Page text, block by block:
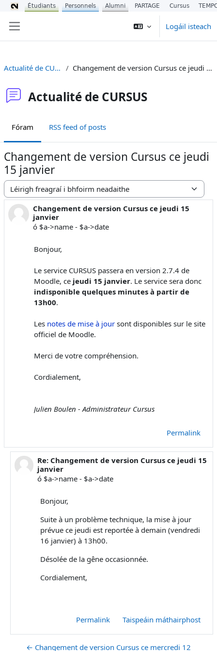
Logáil isteach
Actualité de CURSUS Changement de version Cursus ce jeudi 15 janvier
Actualité de CURSUS
Fóram RSS feed of posts
Changement de version Cursus ce jeudi
15 janvier
Display mode
Changement de version Cursus ce jeudi 15
janvier
ó $a->name - $a->date
Number of replies: 1
Bonjour,
Le service CURSUS passera en version 2.7.4 de
Moodle, ce jeudi 15 janvier. Le service sera donc
indisponible quelques minutes à partir de
13h00.
Les notes de mise à jour sont disponibles sur le site
officiel de Moodle.
Merci de votre compréhension.
Cordialement,
Julien Boulen - Administrateur Cursus
Permalink
In reply to Julien Boulen
Re: Changement de version Cursus ce jeudi 15
janvier
ó $a->name - $a->date
Bonjour,
Suite à un problème technique, la mise à jour
prévue ce jeudi est reportée à demain (vendredi
16 janvier) à 13h00.
Désolée de la gêne occasionnée.
Cordialement,
Permalink Taispeáin máthairphost
← Changement de version Cursus ce mercredi 12
Étudiants Personnels Alumni PARTAGE Cursus